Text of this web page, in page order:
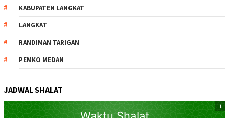
KABUPATEN LANGKAT
LANGKAT
RANDIMAN TARIGAN
PEMKO MEDAN
JADWAL SHALAT